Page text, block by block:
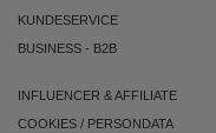
KUNDESERVICE
BUSINESS - B2B
INFLUENCER & AFFILIATE
COOKIES / PERSONDATA